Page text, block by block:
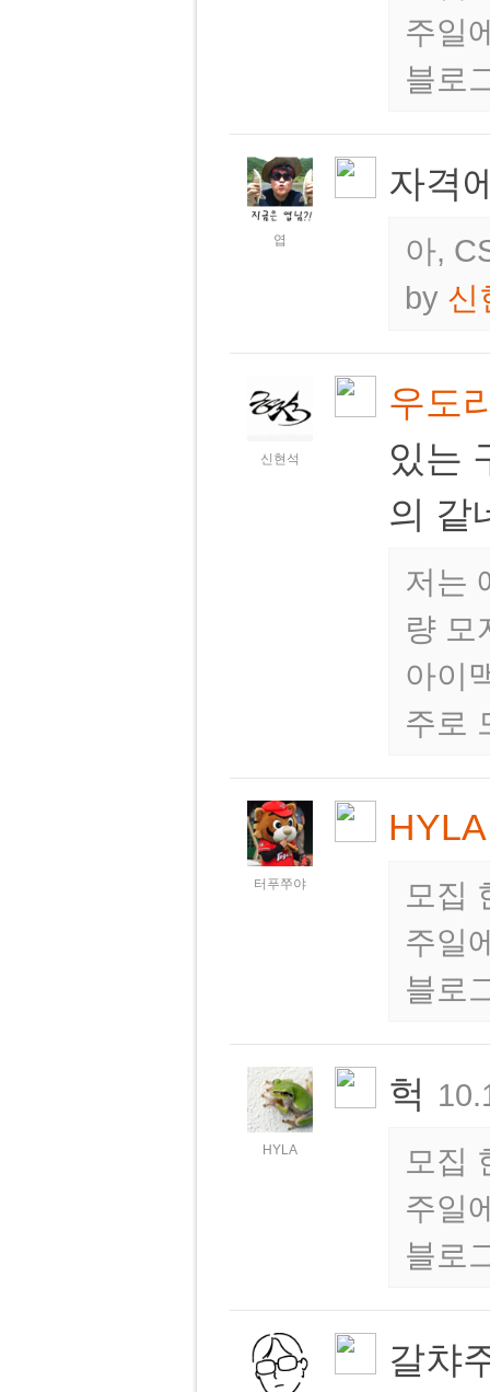
주일
블로
엽
자격
아,
by 신
신현석
우도
있는
의 같
저는
량 모
아이
주로
터푸쭈야
HYLA
모집
주일
블로
HYLA
헉
모집
주일
블로
갈챠